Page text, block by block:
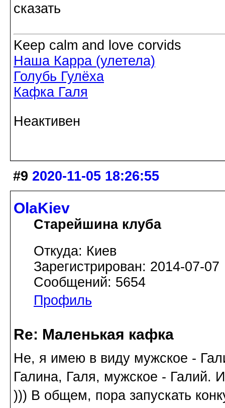
сказать
Keep calm and love corvids
Наша Карра (улетела)
Голубь Гулёха
Кафка Галя
Неактивен
#9 2020-11-05 18:26:55
OlaKiev
Старейшина клуба
Откуда: Киев
Зарегистрирован: 2014-07-07
Сообщений: 5654
Профиль
Re: Маленькая кафка
Не, я имею в виду мужское -
Галина, Галя, мужское -
))) В общем, пора запускать